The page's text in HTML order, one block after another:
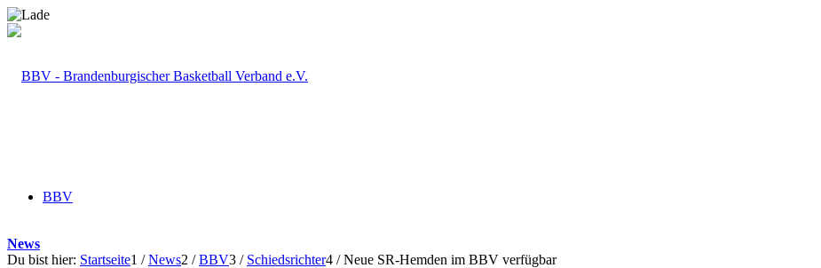
BBV
News
Du bist hier: Startseite1 / News2 / BBV3 / Schiedsrichter4 / Neue SR-Hemden im BBV verfügbar